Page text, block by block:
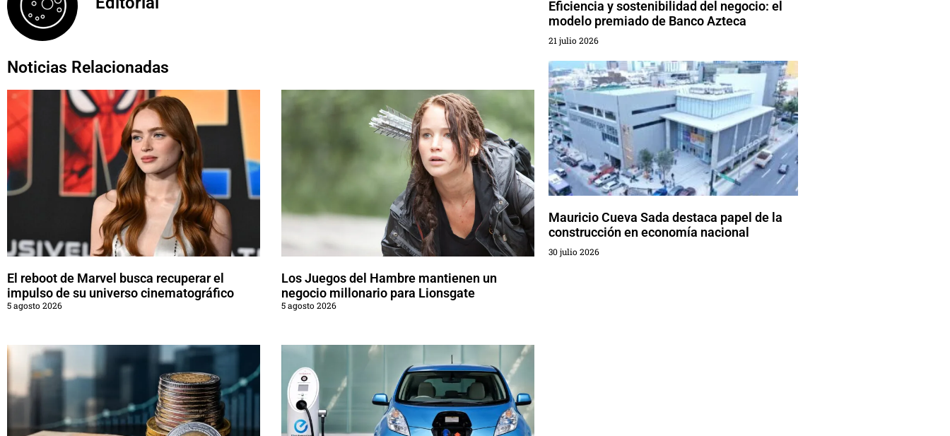
Noticias Relacionadas
El reboot de Marvel busca recuperar el
impulso de su universo cinematográfico
5 agosto 2026
Los Juegos del Hambre mantienen un
negocio millonario para Lionsgate
5 agosto 2026
Eficiencia y sostenibilidad del negocio: el
modelo premiado de Banco Azteca
21 julio 2026
Mauricio Cueva Sada destaca papel de la
construcción en economía nacional
30 julio 2026